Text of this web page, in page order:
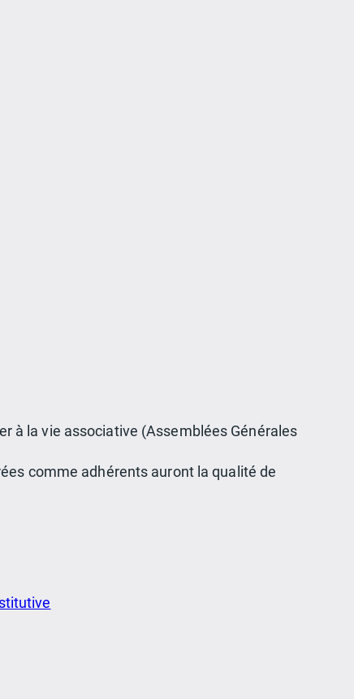
à la vie associative (Assemblées Générales
comme adhérents auront la qualité de